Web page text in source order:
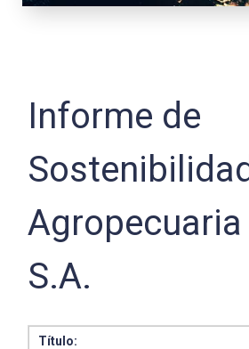
Informe de
S.A.
Título: